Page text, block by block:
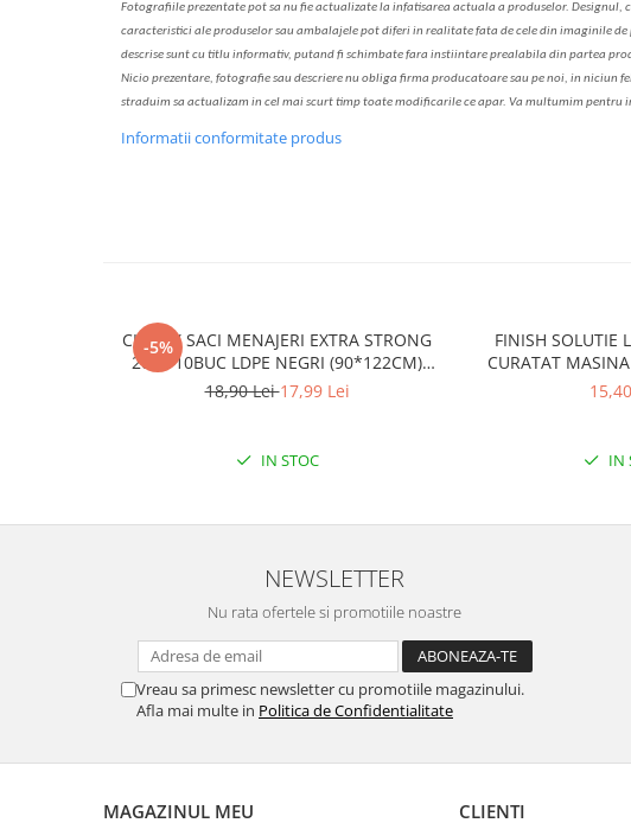
Fotografiile prezentate pot sa nu fie actualizate la infatisarea actuala a produselor. Designul,
caracteristici ale produselor sau ambalajele pot diferi in realitate fata de cele din imaginile de
descrise sunt cu titlu informativ, putand fi schimbate fara instiintare prealabila din partea
Nicio prezentare, fotografie sau descriere nu obliga firma producatoare sau pe noi, in niciun
straduim sa actualizam in cel mai scurt timp toate modificarile ce apar. Va multumim pentru i
Informatii conformitate produs
-5%
CLINOX SACI MENAJERI EXTRA STRONG
200L/10BUC LDPE NEGRI (90*122CM)
ETICHETA MOV
18,90 Lei17,99 Lei
IN STOC
FINISH SOLUTIE
CURATAT
250ML
IN
NEWSLETTER
Nu rata ofertele si promotiile noastre
Vreau sa primesc newsletter cu promotiile magazinului.
Afla mai multe in Politica de Confidentialitate
MAGAZINUL MEU CLIENTI